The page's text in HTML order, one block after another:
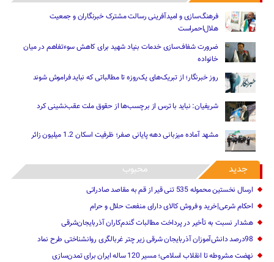
فرهنگ‌سازی و امیدآفرینی رسالت‌ مشترک خبرنگاران و جمعیت
هلال‌احمراست
ضرورت شفاف‌سازی خدمات بنیاد شهید برای کاهش سوءتفاهم‌ در میان
خانواده
روز خبرنگار؛ از تبریک‌های یک‌روزه تا مطالباتی که نباید فراموش شوند
شریفیان: نباید با ترس از برچسب‌ها از حقوق ملت عقب‌نشینی کرد
مشهد آماده میزبانی دهه پایانی صفر؛ ظرفیت اسکان 1.2 میلیون زائر
جدید محبوب
ارسال نخستین محموله 535 تنی قیر از قم به مقاصد صادراتی
احکام شرعی|خرید و فروش کالای دارای منفعت حلال و حرام
هشدار نسبت به تأخیر در پرداخت مطالبات گندم‌کاران آذربایجان‌شرقی
98درصد دانش‌آموزان آذربایجان شرقی زیر چتر غربالگری روانشناختی طرح نماد
نهضت مشروطه تا انقلاب اسلامی؛ مسیر 120 ساله ایران برای تمدن‌سازی